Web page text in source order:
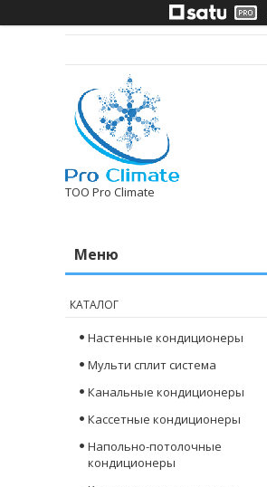
ТОО Pro Climate
КАТАЛОГ
Настенные кондиционеры
Мульти сплит система
Канальные кондиционеры
Кассетные кондиционеры
Напольно-потолочные
кондиционеры